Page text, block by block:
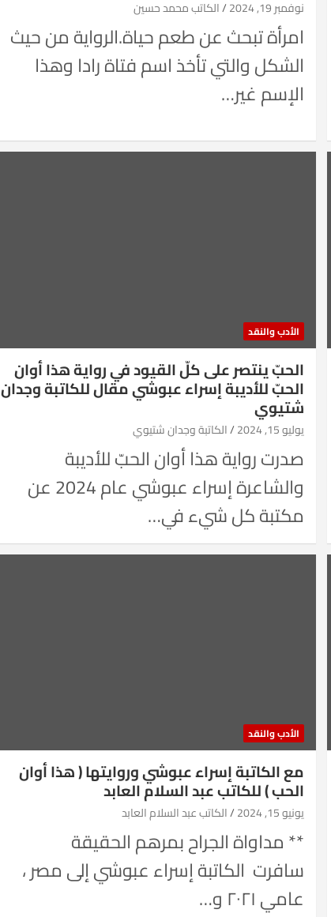
نوفمبر 19, 2024 الكاتب محمد حسين
امرأة تبحث عن طعم حياة.الرواية من حيث
الشكل والتي تأخذ اسم فتاة رادا وهذا
الإسم غير…
الأدب والنقد
الحبّ ينتصر على كلّ القيود في رواية هذا أوان
الحبّ للأديبة إسراء عبوشي مقال للكاتبة وجدان
شتيوي
يوليو 15, 2024 الكاتبة وجدان شتيوي
صدرت رواية هذا أوان الحبّ للأديبة
والشاعرة إسراء عبوشي عام 2024 عن
مكتبة كل شيء في…
الأدب والنقد
مع الكاتبة إسراء عبوشي وروايتها ( هذا أوان
الحب ) للكاتب عبد السلام العابد
يونيو 15, 2024 الكاتب عبد السلام العابد
** مداواة الجراح بمرهم الحقيقة
سافرت الكاتبة إسراء عبوشي إلى مصر ،
عامي ٢٠٢١ و…